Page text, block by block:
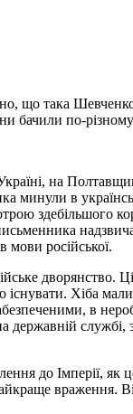
що така
бачили по-
на
минули в
здебільшого
мови російської.
дворянство.
Хіба
в
державній
до Імперії,
враження.